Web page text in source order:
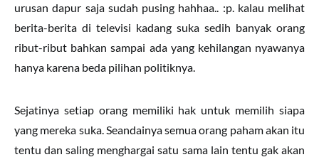
urusan dapur saja sudah pusing hahhaa.. :p. kalau melihat
berita-berita di televisi kadang suka sedih banyak orang
ribut-ribut bahkan sampai ada yang kehilangan nyawanya
hanya karena beda pilihan politiknya.
Sejatinya setiap orang memiliki hak untuk memilih siapa
yang mereka suka. Seandainya semua orang paham akan itu
tentu dan saling menghargai satu sama lain tentu gak akan